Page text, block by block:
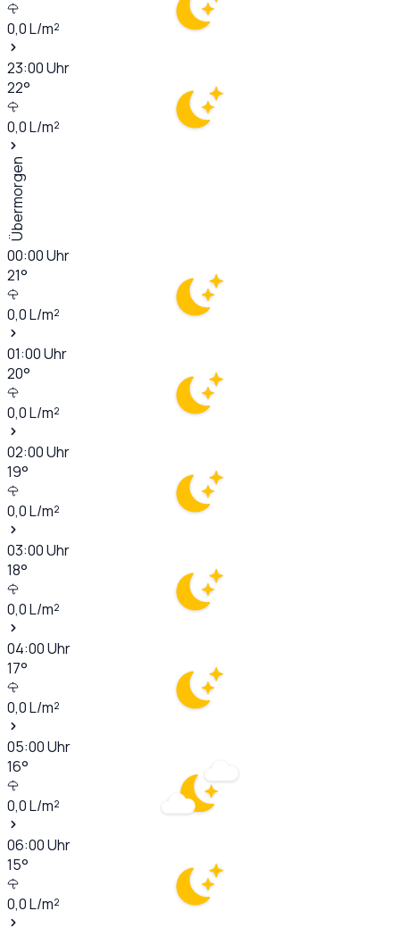
0,0L/m²
23:00Uhr
22°
0,0L/m²
Übermorgen
00:00Uhr
21°
0,0L/m²
01:00Uhr
20°
0,0L/m²
02:00Uhr
19°
0,0L/m²
03:00Uhr
18°
0,0L/m²
04:00Uhr
17°
0,0L/m²
05:00Uhr
16°
0,0L/m²
06:00Uhr
15°
0,0L/m²